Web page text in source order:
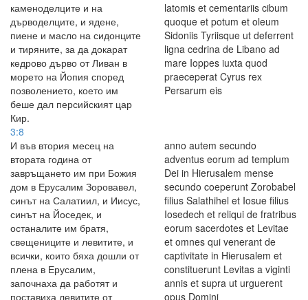
каменоделците и на
дърводелците, и ядене,
пиене и масло на сидонците
и тиряните, за да докарат
кедрово дърво от Ливан в
морето на Йопия според
позволението, което им
беше дал персийският цар
Кир.
latomis et cementariis cibum
quoque et potum et oleum
Sidoniis Tyriisque ut deferrent
ligna cedrina de Libano ad
mare Ioppes iuxta quod
praeceperat Cyrus rex
Persarum eis
3:8
И във втория месец на
втората година от
завръщането им при Божия
дом в Ерусалим Зоровавел,
синът на Салатиил, и Иисус,
синът на Йоседек, и
останалите им братя,
свещениците и левитите, и
всички, които бяха дошли от
плена в Ерусалим,
започнаха да работят и
поставиха левитите от
anno autem secundo
adventus eorum ad templum
Dei in Hierusalem mense
secundo coeperunt Zorobabel
filius Salathihel et Iosue filius
Iosedech et reliqui de fratribus
eorum sacerdotes et Levitae
et omnes qui venerant de
captivitate in Hierusalem et
constituerunt Levitas a viginti
annis et supra ut urguerent
opus Domini